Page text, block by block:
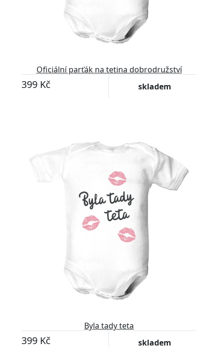
Oficiální parťák na tetina dobrodružství
399 Kč skladem
Byla tady teta
399 Kč skladem